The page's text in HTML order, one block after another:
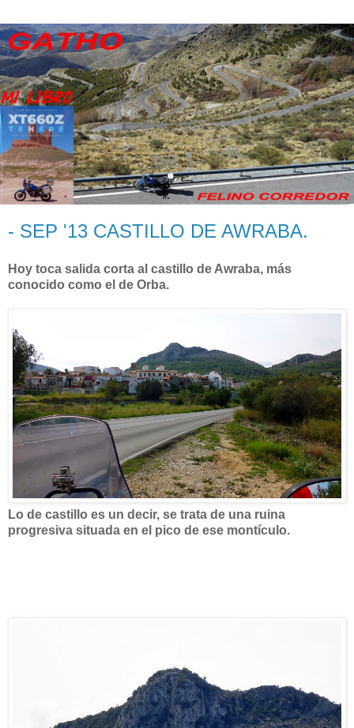
- SEP '13 CASTILLO DE AWRABA.
Hoy toca salida corta al castillo de Awraba, más
conocido como el de Orba.
Lo de castillo es un decir, se trata de una ruina
progresiva situada en el pico de ese montículo.